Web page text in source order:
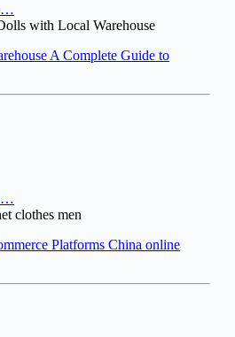
with Local Warehouse
A Complete Guide to
clothes men
Platforms China online